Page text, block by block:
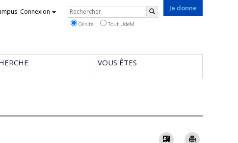
Je donne
Connexion Rechercher
Ce site Tout UdeM
VOUS ÊTES
Vcard